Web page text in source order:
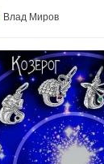
Влад Миров